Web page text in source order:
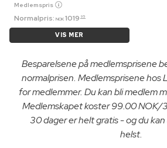
Medlemspris
Normalpris: NOK 1019 95
VIS MER
Besparelsene på medlemsprisene
normalprisen. Medlemsprisene hos
for medlemmer. Du kan bli medlem
Medlemskapet koster 99.00 NOK/
30 dager er helt gratis - og du
helst.